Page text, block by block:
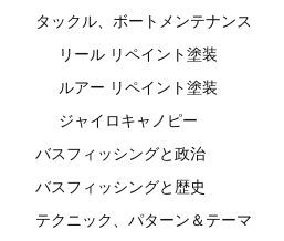
タックル、ボートメンテナンス
リール リペイント塗装
ルアー リペイント塗装
ジャイロキャノピー
バスフィッシングと政治
バスフィッシングと歴史
テクニック、パターン＆テーマ